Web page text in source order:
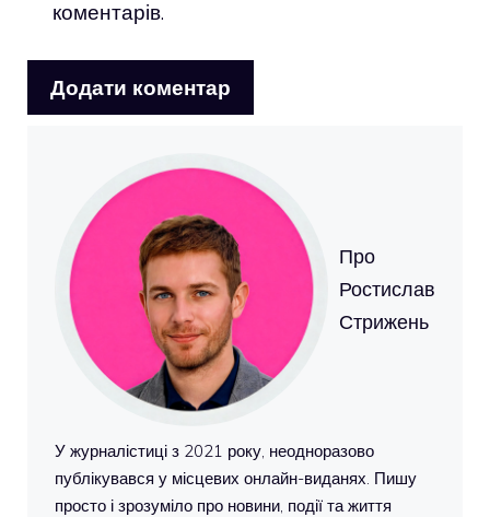
коментарів.
Про
Ростислав
Стрижень
У журналістиці з 2021 року, неодноразово
публікувався у місцевих онлайн-виданях. Пишу
просто і зрозуміло про новини, події та життя